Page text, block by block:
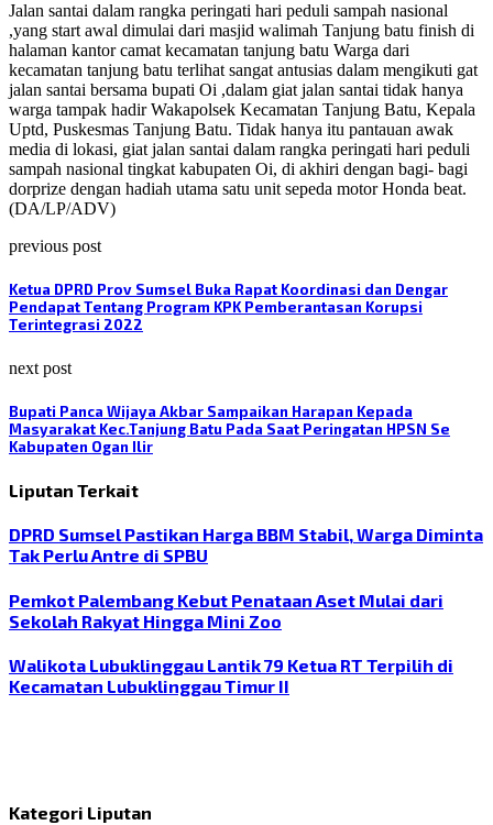
Jalan santai dalam rangka peringati hari peduli sampah nasional
,yang start awal dimulai dari masjid walimah Tanjung batu finish di
halaman kantor camat kecamatan tanjung batu Warga dari
kecamatan tanjung batu terlihat sangat antusias dalam mengikuti gat
jalan santai bersama bupati Oi ,dalam giat jalan santai tidak hanya
warga tampak hadir Wakapolsek Kecamatan Tanjung Batu, Kepala
Uptd, Puskesmas Tanjung Batu. Tidak hanya itu pantauan awak
media di lokasi, giat jalan santai dalam rangka peringati hari peduli
sampah nasional tingkat kabupaten Oi, di akhiri dengan bagi- bagi
dorprize dengan hadiah utama satu unit sepeda motor Honda beat.
(DA/LP/ADV)
previous post
Ketua DPRD Prov Sumsel Buka Rapat Koordinasi dan Dengar
Pendapat Tentang Program KPK Pemberantasan Korupsi
Terintegrasi 2022
next post
Bupati Panca Wijaya Akbar Sampaikan Harapan Kepada
Masyarakat Kec.Tanjung Batu Pada Saat Peringatan HPSN Se
Kabupaten Ogan Ilir
Liputan Terkait
DPRD Sumsel Pastikan Harga BBM Stabil, Warga Diminta
Tak Perlu Antre di SPBU
Pemkot Palembang Kebut Penataan Aset Mulai dari
Sekolah Rakyat Hingga Mini Zoo
Walikota Lubuklinggau Lantik 79 Ketua RT Terpilih di
Kecamatan Lubuklinggau Timur II
Kategori Liputan